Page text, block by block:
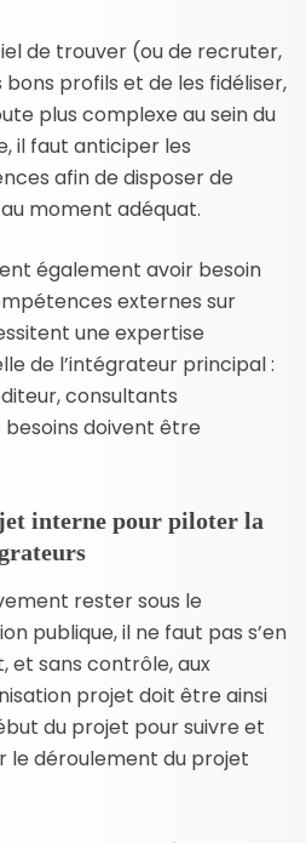
de trouver (ou de recruter,
profils et de les fidéliser,
plus complexe au sein du
il faut anticiper les
afin de disposer de
moment adéquat.
également avoir besoin
externes sur
une expertise
de l’intégrateur principal :
consultants
doivent être
interne pour piloter la
rester sous le
publique, il ne faut pas s’en
sans contrôle, aux
projet doit être ainsi
du projet pour suivre et
le déroulement du projet